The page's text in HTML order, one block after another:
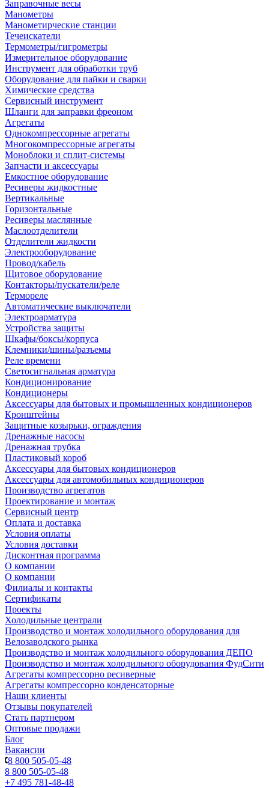
Заправочные весы
Манометры
Манометирческие станции
Течеискатели
Термометры/гигрометры
Измерительное оборудование
Инструмент для обработки труб
Оборудование для пайки и сварки
Химические средства
Сервисный инструмент
Шланги для заправки фреоном
Агрегаты
Однокомпрессорные агрегаты
Многокомпрессорные агрегаты
Моноблоки и сплит-системы
Запчасти и аксессуары
Емкостное оборудование
Ресиверы жидкостные
Вертикальные
Горизонтальные
Ресиверы маслянные
Маслоотделители
Отделители жидкости
Электрооборудование
Провод/кабель
Щитовое оборудование
Контакторы/пускатели/реле
Термореле
Автоматические выключатели
Электроарматура
Устройства защиты
Шкафы/боксы/корпуса
Клемники/шины/разъемы
Реле времени
Светосигнальная арматура
Кондиционирование
Кондиционеры
Аксессуары для бытовых и промышленных кондиционеров
Кронштейны
Защитные козырьки, ограждения
Дренажные насосы
Дренажная трубка
Пластиковый короб
Аксессуары для бытовых кондиционеров
Аксессуары для автомобильных кондиционеров
Производство агрегатов
Проектирование и монтаж
Сервисный центр
Оплата и доставка
Условия оплаты
Условия доставки
Дисконтная программа
О компании
О компании
Филиалы и контакты
Сертификаты
Проекты
Холодильные централи
Производство и монтаж холодильного оборудования для
Велозаводского рынка
Производство и монтаж холодильного оборудования ДЕПО
Производство и монтаж холодильного оборудования ФудСити
Агрегаты компрессорно ресиверные
Агрегаты компрессорно конденсаторные
Наши клиенты
Отзывы покупателей
Стать партнером
Оптовые продажи
Блог
Вакансии
8 800 505-05-48
8 800 505-05-48
+7 495 781-48-48